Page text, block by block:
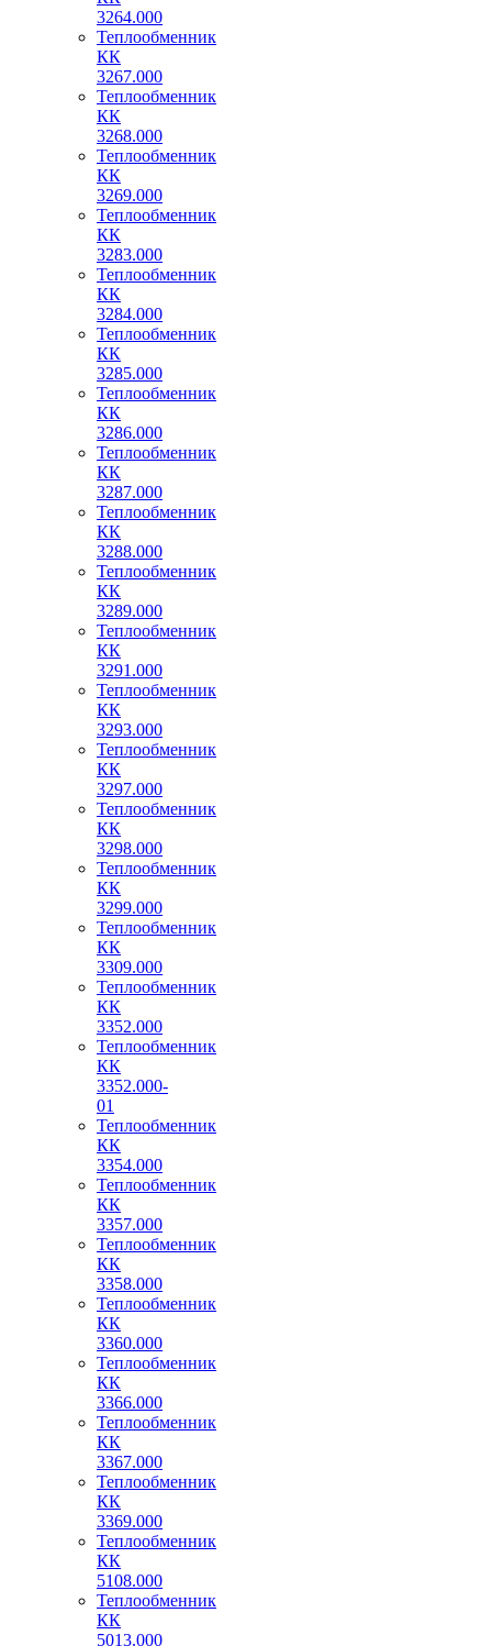
3264.000
Теплообменник
КК
3267.000
Теплообменник
КК
3268.000
Теплообменник
КК
3269.000
Теплообменник
КК
3283.000
Теплообменник
КК
3284.000
Теплообменник
КК
3285.000
Теплообменник
КК
3286.000
Теплообменник
КК
3287.000
Теплообменник
КК
3288.000
Теплообменник
КК
3289.000
Теплообменник
КК
3291.000
Теплообменник
КК
3293.000
Теплообменник
КК
3297.000
Теплообменник
КК
3298.000
Теплообменник
КК
3299.000
Теплообменник
КК
3309.000
Теплообменник
КК
3352.000
Теплообменник
КК
3352.000-
01
Теплообменник
КК
3354.000
Теплообменник
КК
3357.000
Теплообменник
КК
3358.000
Теплообменник
КК
3360.000
Теплообменник
КК
3366.000
Теплообменник
КК
3367.000
Теплообменник
КК
3369.000
Теплообменник
КК
5108.000
Теплообменник
КК
5013.000